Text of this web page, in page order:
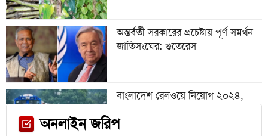
বিশ্বকাপে রোনালদিনহোকে ছাড়িয়ে
ফেনী স্টেশনে মেঘনা ট্রেনের ইঞ্জিন
বিকল, আড়াই ঘণ্টা আটকা ৮০০ যাত্রী
অন্তর্বর্তী সরকারের প্রচেষ্টায় পূর্ণ সমর্থন
জাতিসংঘের: গুতেরেস
বাংলাদেশ রেলওয়ে নিয়োগ ২০২৪,
অনলাইন জরিপ